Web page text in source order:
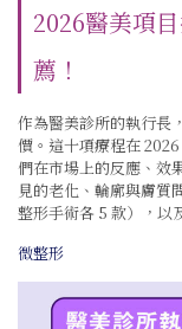
2026醫美項
薦！
作為醫美診所的執行長
價。這十項療程在
們在市場上的反應、效
見的老化、輪廓與膚質
整形手術各 5 款），以
微整形